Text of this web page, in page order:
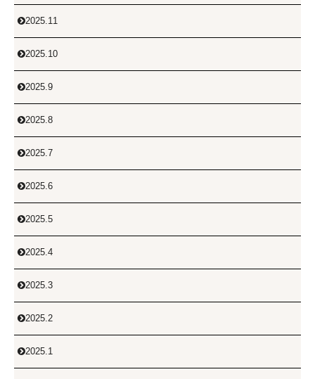
2025.11
2025.10
2025.9
2025.8
2025.7
2025.6
2025.5
2025.4
2025.3
2025.2
2025.1